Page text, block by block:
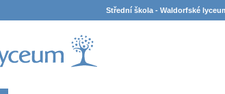
Střední škola - Waldorfské